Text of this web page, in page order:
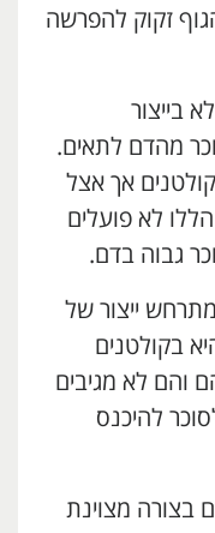
זקוק להפרשה
בייצור
מהדם לתאים.
אך אצל
לא פועלים
גבוה בדם.
מתרחש ייצור של
בקולטנים
והם לא מגיבים
להיכנס
בצורה מצוינת